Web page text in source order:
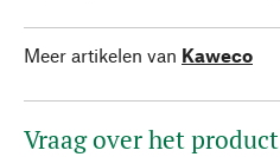
Meer artikelen van Kaweco
Vraag over het product